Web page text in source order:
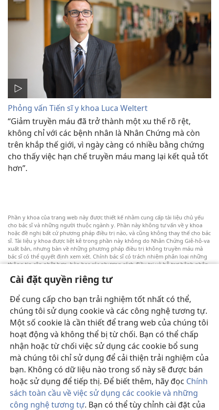
Cài đặt quyền riêng tư
Để cung cấp cho bạn trải nghiệm tốt nhất có thể,
chúng tôi sử dụng cookie và các công nghệ tương tự.
Một số cookie là cần thiết để trang web của chúng tôi
hoạt động và không thể bị từ chối. Bạn có thể chấp
nhận hoặc từ chối việc sử dụng các cookie bổ sung
mà chúng tôi chỉ sử dụng để cải thiện trải nghiệm của
bạn. Không có dữ liệu nào trong số này sẽ được bán
hoặc sử dụng để tiếp thị. Để biết thêm, hãy đọc Chính
sách toàn cầu về việc sử dụng các cookie và những
công nghệ tương tự. Bạn có thể tùy chỉnh cài đặt của
Phỏng vấn Tiến sĩ y khoa Luca Weltert
“Giảm truyền máu đã trở thành một xu thế rõ rệt,
không chỉ với các bệnh nhân là Nhân Chứng mà còn
trên khắp thế giới, vì ngày càng có nhiều bằng chứng
cho thấy việc hạn chế truyền máu mang lại kết quả tốt
hơn”.
Phần y khoa của trang web này được thiết kế nhằm cung cấp tài liệu chủ yếu
cho bác sĩ và những người thuộc ngành y. Phần này không tư vấn về y khoa
hoặc đề nghị bất cứ phương pháp điều trị nào, và cũng không thay thế cho bác
sĩ. Tài liệu y khoa được liệt kê trong phần này không do Nhân Chứng Giê-hô-va
xuất bản, nhưng bàn về những phương pháp điều trị không truyền máu mà
bác sĩ có thể quyết định xem xét. Chính bác sĩ có trách nhiệm phân loại những
thông tin cập nhật hơn, bàn bạc các phương cách điều trị và hỗ trợ bệnh nhân
tin của bệnh nhân. Không phải tất cả các phương pháp được liệt kê đều thích
hợp cho mọi bệnh nhân.
Đôi lời với bệnh nhân: Xin luôn hỏi ý kiến của bác sĩ về vấn đề sức khỏe và cách
điều trị. Cần đi khám bác sĩ nếu cảm thấy bệnh.
Việc sử dụng trang web này được chi phối bởi các điều khoản sử dụng.
Chế độ nền